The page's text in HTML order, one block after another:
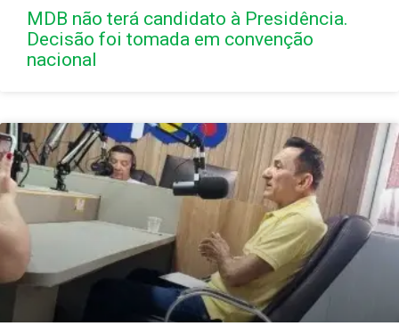
MDB não terá candidato à Presidência.
Decisão foi tomada em convenção
nacional